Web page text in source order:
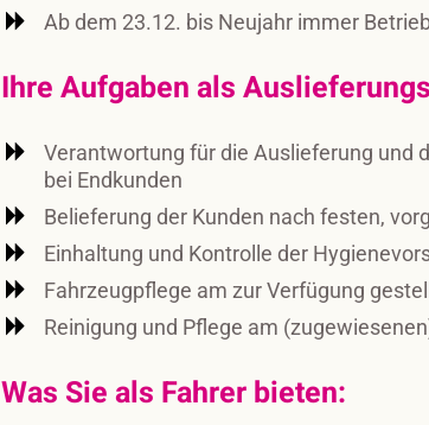
Ab dem 23.12. bis Neujahr immer
Ihre Aufgaben als
Verantwortung für die Auslieferung und
bei Endkunden
Belieferung der Kunden nach festen,
Einhaltung und Kontrolle der
Fahrzeugpflege am zur Verfügung
Reinigung und Pflege am
Was Sie als Fahrer bieten: